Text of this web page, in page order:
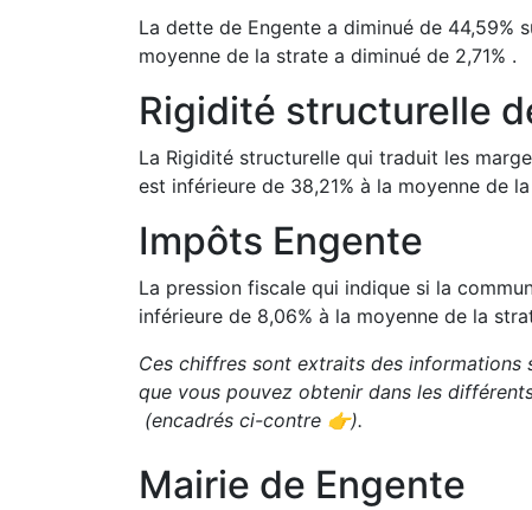
La dette de Engente a diminué de 44,59%
moyenne de la strate a diminué de 2,71% .
Rigidité structurelle
La Rigidité structurelle qui traduit les
est inférieure de 38,21% à la moyenne de
Impôts Engente
La pression fiscale qui indique si la
inférieure de 8,06% à la moyenne de la
Ces chiffres sont extraits des
que vous pouvez obtenir dans les
(encadrés ci-contre 👉).
Mairie de Engente